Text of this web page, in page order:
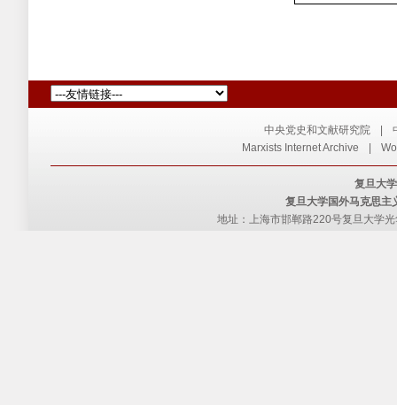
中央党史和文献研究院
Marxists Internet Archive
复旦大
复旦大学国外马克思主
地址：上海市邯郸路220号复旦大学